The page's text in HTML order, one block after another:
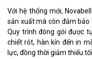
Với hệ thống mới,
sản xuất mà còn đảm bảo
Quy trình đóng gói được
chiết rót, hàn kín đến in
lực, đồng thời giảm thiểu